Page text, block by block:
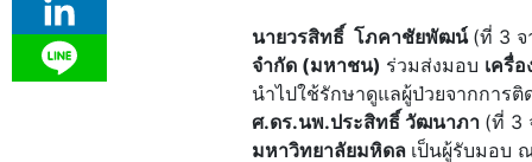
นายวรสิทธิ์ โภคาชัยพัฒน์ (ที่ 3 จ
จำกัด (มหาชน) ร่วมส่งมอบ เครื่
นำไปใช้รักษาดูแลผู้ป่วยจากการติ
ศ.ดร.นพ.ประสิทธิ์ วัฒนาภา (ที่ 3
มหาวิทยาลัยมหิดล เป็นผู้รับมอบ